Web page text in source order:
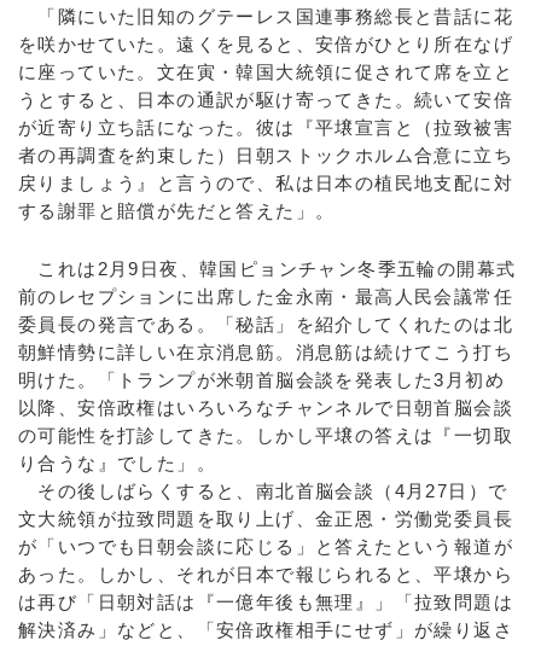
「隣にいた旧知のグテーレス国連事務総長と昔話に花
を咲かせていた。遠くを見ると、安倍がひとり所在なげ
に座っていた。文在寅・韓国大統領に促されて席を立と
うとすると、日本の通訳が駆け寄ってきた。続いて安倍
が近寄り立ち話になった。彼は『平壌宣言と（拉致被害
者の再調査を約束した）日朝ストックホルム合意に立ち
戻りましょう』と言うので、私は日本の植民地支配に対
する謝罪と賠償が先だと答えた」。
これは2月9日夜、韓国ピョンチャン冬季五輪の開幕式
前のレセプションに出席した金永南・最高人民会議常任
委員長の発言である。「秘話」を紹介してくれたのは北
朝鮮情勢に詳しい在京消息筋。消息筋は続けてこう打ち
明けた。「トランプが米朝首脳会談を発表した3月初め
以降、安倍政権はいろいろなチャンネルで日朝首脳会談
の可能性を打診してきた。しかし平壌の答えは『一切取
り合うな』でした」。
その後しばらくすると、南北首脳会談（4月27日）で
文大統領が拉致問題を取り上げ、金正恩・労働党委員長
が「いつでも日朝会談に応じる」と答えたという報道が
あった。しかし、それが日本で報じられると、平壌から
は再び「日朝対話は『一億年後も無理』」「拉致問題は
解決済み」などと、「安倍政権相手にせず」が繰り返さ